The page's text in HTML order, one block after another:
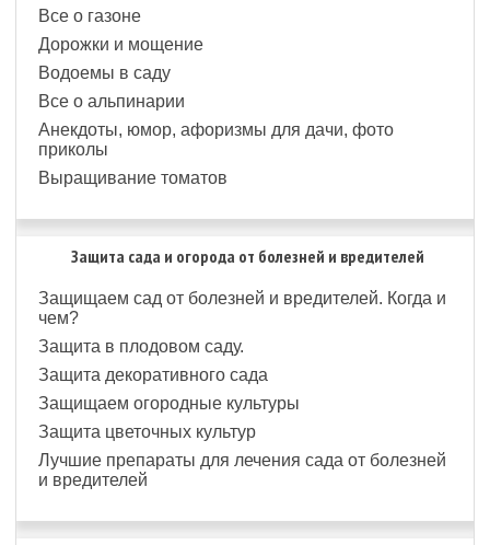
Все о газоне
Дорожки и мощение
Водоемы в саду
Все о альпинарии
Анекдоты, юмор, афоризмы для дачи, фото
приколы
Выращивание томатов
Защита сада и огорода от болезней и вредителей
Защищаем сад от болезней и вредителей. Когда и
чем?
Защита в плодовом саду.
Защита декоративного сада
Защищаем огородные культуры
Защита цветочных культур
Лучшие препараты для лечения сада от болезней
и вредителей